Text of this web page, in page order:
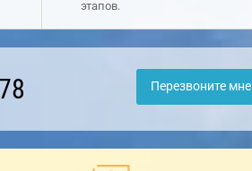
этапов.
Перезвоните мне